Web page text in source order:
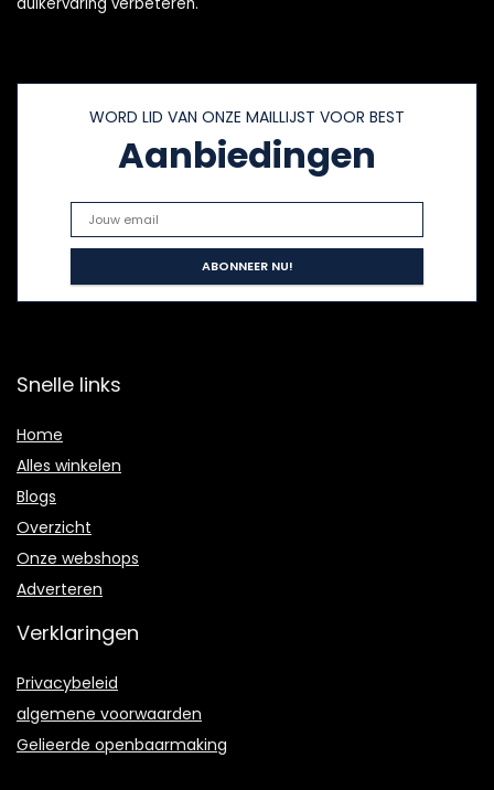
duikervaring verbeteren.
WORD LID VAN ONZE MAILLIJST VOOR BEST
Aanbiedingen
Snelle links
Home
Alles winkelen
Blogs
Overzicht
Onze webshops
Adverteren
Verklaringen
Privacybeleid
algemene voorwaarden
Gelieerde openbaarmaking